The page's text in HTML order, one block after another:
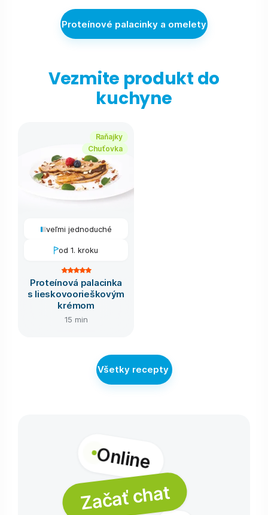
Proteínové palacinky a omelety
Vezmite produkt do
kuchyne
Raňajky
Chuťovka
veľmi jednoduché
od 1. kroku
Proteínová palacinka
s lieskovoorieškovým
krémom
15 min
Všetky recepty
Online
Začať chat